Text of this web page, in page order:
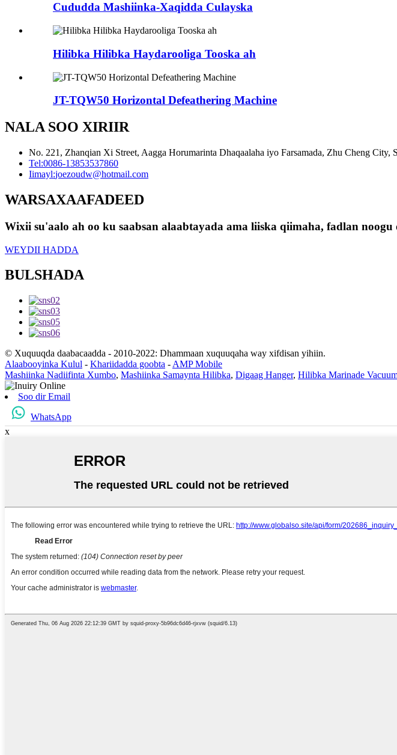
Cududda Mashiinka-Xaqidda Culayska
Hilibka Hilibka Haydarooliga Tooska ah
JT-TQW50 Horizontal Defeathering Machine
NALA SOO XIRIIR
No. 221, Zhanqian Xi Street, Aagga Horumarinta Dhaqaalaha iyo Farsamada, Zhu Cheng City,
Tel:0086-13853537860
Iimayl:joezoudw@hotmail.com
WARSAXAAFADEED
Wixii su'aalo ah oo ku saabsan alaabtayada ama liiska qiimaha, fadlan
WEYDII HADDA
BULSHADA
© Xuquuqda daabacaadda - 2010-2022: Dhammaan xuquuqaha way xifdisan yihiin.
Alaabooyinka Kulul - Khariidadda goobta - AMP Mobile
Mashiinka Nadiifinta Xumbo, Mashiinka Samaynta Hilibka, Digaag Hanger, Hilibka Marinade
Soo dir Email
WhatsApp
x